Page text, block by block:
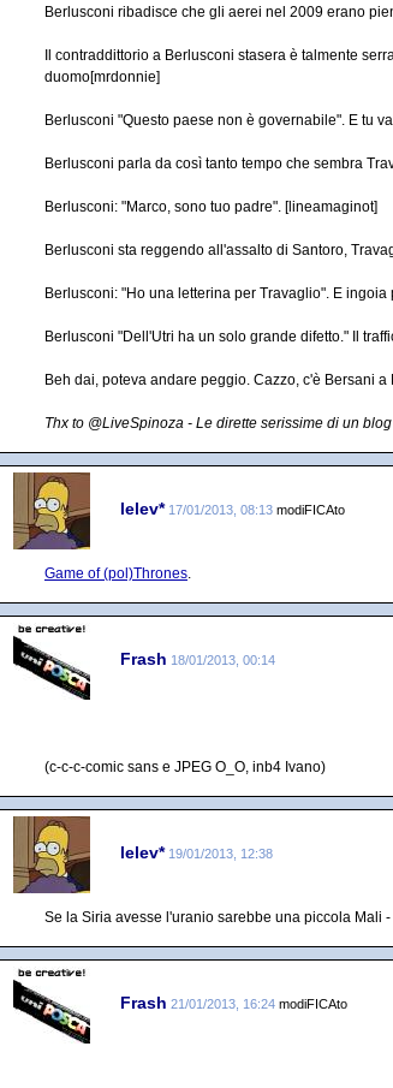
Berlusconi ribadisce che gli aerei nel 2009 erano
Il contraddittorio a Berlusconi stasera è talmente
duomo[mrdonnie]
Berlusconi "Questo paese non è governabile". E tu
Berlusconi parla da così tanto tempo che sembra
Berlusconi: "Marco, sono tuo padre". [lineamaginot]
Berlusconi sta reggendo all'assalto di Santoro,
Berlusconi: "Ho una letterina per Travaglio". E ingoia
Berlusconi "Dell'Utri ha un solo grande difetto." Il
Beh dai, poteva andare peggio. Cazzo, c'è Bersani a
Thx to @LiveSpinoza - Le dirette serissime di un
lelev* 17/01/2013, 08:13 modiFICAto
Game of (pol)Thrones.
Frash 18/01/2013, 00:14
(c-c-c-comic sans e JPEG O_O, inb4 Ivano)
lelev* 19/01/2013, 12:38
Se la Siria avesse l'uranio sarebbe una piccola Mali
Frash 21/01/2013, 16:24 modiFICAto